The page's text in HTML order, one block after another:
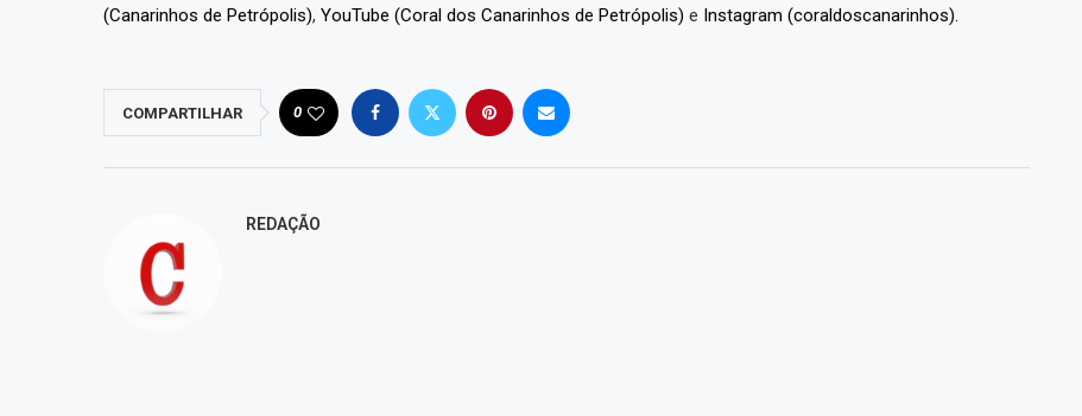
(Canarinhos de Petrópolis), YouTube (Coral dos Canarinhos de Petrópolis) e Instagram (coraldoscanarinhos).
COMPARTILHAR 0
REDAÇÃO